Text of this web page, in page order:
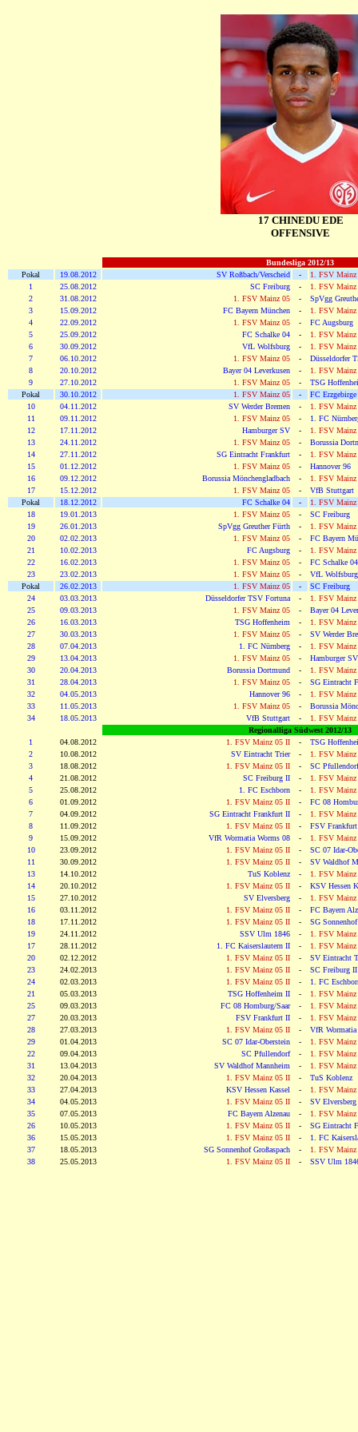
17 CHINEDU EDE
OFFENSIVE
Bundesliga 2012/13
Pokal
19.08.2012 SV Roßbach/Verscheid -
1. FSV Mainz
1
25.08.2012 SC Freiburg -
1. FSV Mainz
2
31.08.2012 1. FSV Mainz 05 -
SpVgg
3
15.09.2012 FC Bayern München -
1. FSV Mainz
4
22.09.2012 1. FSV Mainz 05 -
FC Augsburg
5
25.09.2012 FC Schalke 04 -
1. FSV Mainz
6
30.09.2012 VfL Wolfsburg -
1. FSV Mainz
7
06.10.2012 1. FSV Mainz 05 -
Düsseldorfer
8
20.10.2012 Bayer 04 Leverkusen -
1. FSV Mainz
9
27.10.2012 1. FSV Mainz 05 -
TSG
Pokal
30.10.2012 1. FSV Mainz 05 -
FC Erzgebirge
10
04.11.2012 SV Werder Bremen -
1. FSV Mainz
11
09.11.2012 1. FSV Mainz 05 -
1. FC
12
17.11.2012 Hamburger SV -
1. FSV Mainz
13
24.11.2012 1. FSV Mainz 05 -
Borussia
14
27.11.2012 SG Eintracht Frankfurt -
1. FSV Mainz
15
01.12.2012 1. FSV Mainz 05 -
Hannover 96
16
09.12.2012 Borussia Mönchengladbach -
1. FSV Mainz
17
15.12.2012 1. FSV Mainz 05 -
VfB Stuttgart
Pokal
18.12.2012 FC Schalke 04 -
1. FSV Mainz
18
19.01.2013 1. FSV Mainz 05 -
SC Freiburg
19
26.01.2013 SpVgg Greuther Fürth -
1. FSV Mainz
20
02.02.2013 1. FSV Mainz 05 -
FC Bayern
21
10.02.2013 FC Augsburg -
1. FSV Mainz
22
16.02.2013 1. FSV Mainz 05 -
FC Schalke 04
23
23.02.2013 1. FSV Mainz 05 -
VfL Wolfsburg
Pokal
26.02.2013 1. FSV Mainz 05 -
SC Freiburg
24
03.03.2013 Düsseldorfer TSV Fortuna -
1. FSV Mainz
25
09.03.2013 1. FSV Mainz 05 -
Bayer 04
26
16.03.2013 TSG Hoffenheim -
1. FSV Mainz
27
30.03.2013 1. FSV Mainz 05 -
SV Werder
28
07.04.2013 1. FC Nürnberg -
1. FSV Mainz
29
13.04.2013 1. FSV Mainz 05 -
Hamburger SV
30
20.04.2013 Borussia Dortmund -
1. FSV Mainz
31
28.04.2013 1. FSV Mainz 05 -
SG Eintracht
32
04.05.2013 Hannover 96 -
1. FSV Mainz
33
11.05.2013 1. FSV Mainz 05 -
Borussia
34
18.05.2013 VfB Stuttgart -
1. FSV Mainz
Regionalliga Südwest 2012/13
1
04.08.2012 1. FSV Mainz 05 II -
TSG
2
10.08.2012 SV Eintracht Trier -
1. FSV
3
18.08.2012 1. FSV Mainz 05 II -
SC Pfullendorf
4
21.08.2012 SC Freiburg II -
1. FSV
5
25.08.2012 1. FC Eschborn -
1. FSV
6
01.09.2012 1. FSV Mainz 05 II -
FC 08
7
04.09.2012 SG Eintracht Frankfurt II -
1. FSV
8
11.09.2012 1. FSV Mainz 05 II -
FSV
9
15.09.2012 VfR Wormatia Worms 08 -
1. FSV
10
23.09.2012 1. FSV Mainz 05 II -
SC 07 Idar-
11
30.09.2012 1. FSV Mainz 05 II -
SV Waldhof
13
14.10.2012 TuS Koblenz -
1. FSV
14
20.10.2012 1. FSV Mainz 05 II -
KSV Hessen
15
27.10.2012 SV Elversberg -
1. FSV
16
03.11.2012 1. FSV Mainz 05 II -
FC Bayern
18
17.11.2012 1. FSV Mainz 05 II -
SG
19
24.11.2012 SSV Ulm 1846 -
1. FSV
17
28.11.2012 1. FC Kaiserslautern II -
1. FSV
20
02.12.2012 1. FSV Mainz 05 II -
SV Eintracht
23
24.02.2013 1. FSV Mainz 05 II -
SC Freiburg II
24
02.03.2013 1. FSV Mainz 05 II -
1. FC
21
05.03.2013 TSG Hoffenheim II -
1. FSV
25
09.03.2013 FC 08 Homburg/Saar -
1. FSV
27
20.03.2013 FSV Frankfurt II -
1. FSV
28
27.03.2013 1. FSV Mainz 05 II -
VfR Wormatia
29
01.04.2013 SC 07 Idar-Oberstein -
1. FSV
22
09.04.2013 SC Pfullendorf -
1. FSV
31
13.04.2013 SV Waldhof Mannheim -
1. FSV
32
20.04.2013 1. FSV Mainz 05 II -
TuS Koblenz
33
27.04.2013 KSV Hessen Kassel -
1. FSV
34
04.05.2013 1. FSV Mainz 05 II -
SV Elversberg
35
07.05.2013 FC Bayern Alzenau -
1. FSV
26
10.05.2013 1. FSV Mainz 05 II -
SG Eintracht
36
15.05.2013 1. FSV Mainz 05 II -
1. FC
37
18.05.2013 SG Sonnenhof Großaspach -
1. FSV
38
25.05.2013 1. FSV Mainz 05 II - SSV Ulm